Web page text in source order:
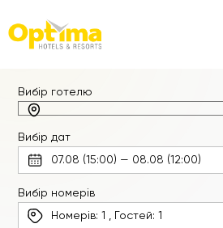
Вибір готелю
Вибір дат
Вибір номерів
Номерів:1 , Гостей: 1